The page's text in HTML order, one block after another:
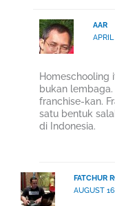
AAR
Homeschooling
bukan
franchise-kan.
satu bentuk
di Indonesia.
FATCHUR
AUGUST